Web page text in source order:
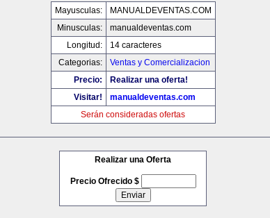
Mayusculas:
MANUALDEVENTAS.COM
Minusculas:
manualdeventas.com
Longitud:
14 caracteres
Categorias:
Ventas y Comercializacion
Precio:
Realizar una oferta!
Visitar!
manualdeventas.com
Serán consideradas ofertas
Realizar una Oferta
Precio Ofrecido $